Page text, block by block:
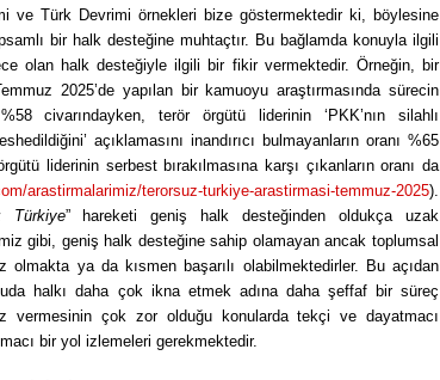
ve Türk Devrimi örnekleri bize göstermektedir ki, böylesine
bir halk desteğine muhtaçtır. Bu bağlamda konuyla ilgili
olan halk desteğiyle ilgili bir fikir vermektedir. Örneğin, bir
2025’de yapılan bir kamuoyu araştırmasında sürecin
civarındayken, terör örgütü liderinin ‘PKK’nın silahlı
açıklamasını inandırıcı bulmayanların oranı %65
liderinin serbest bırakılmasına karşı çıkanların oranı da
arastirmalarimiz/terorsuz-turkiye-arastirmasi-temmuz-2025).
Türkiye” hareketi geniş halk desteğinden oldukça uzak
gibi, geniş halk desteğine sahip olamayan ancak toplumsal
olmakta ya da kısmen başarılı olabilmektedirler. Bu açıdan
halkı daha çok ikna etmek adına daha şeffaf bir süreç
vermesinin çok zor olduğu konularda tekçi ve dayatmacı
bir yol izlemeleri gerekmektedir.